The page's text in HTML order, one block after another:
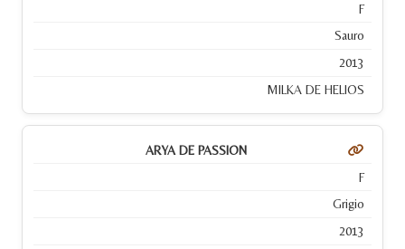
F
Sauro
2013
MILKA DE HELIOS
ARYA DE PASSION
F
Grigio
2013